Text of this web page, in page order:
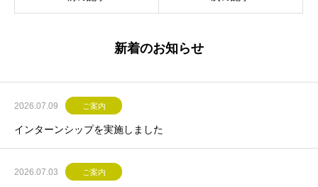
新着のお知らせ
2026.07.09 ご案内
インターンシップを実施しました
2026.07.03 ご案内